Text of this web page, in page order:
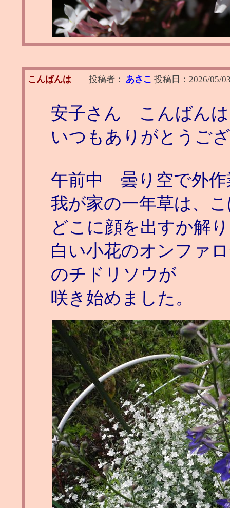
こんばんは 投稿者： あさこ 投稿日： 2026/05/
安子さん こんばんは
いつもありがとうご
午前中 曇り空で外作
我が家の一年草は、
どこに顔を出すか解
白い小花のオンファ
のチドリソウが
咲き始めました。